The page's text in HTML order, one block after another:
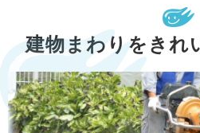
建物まわりをきれ